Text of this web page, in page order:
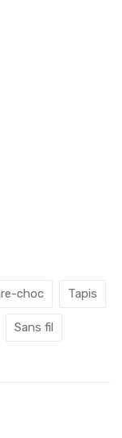
choc Tapis
Sans fil